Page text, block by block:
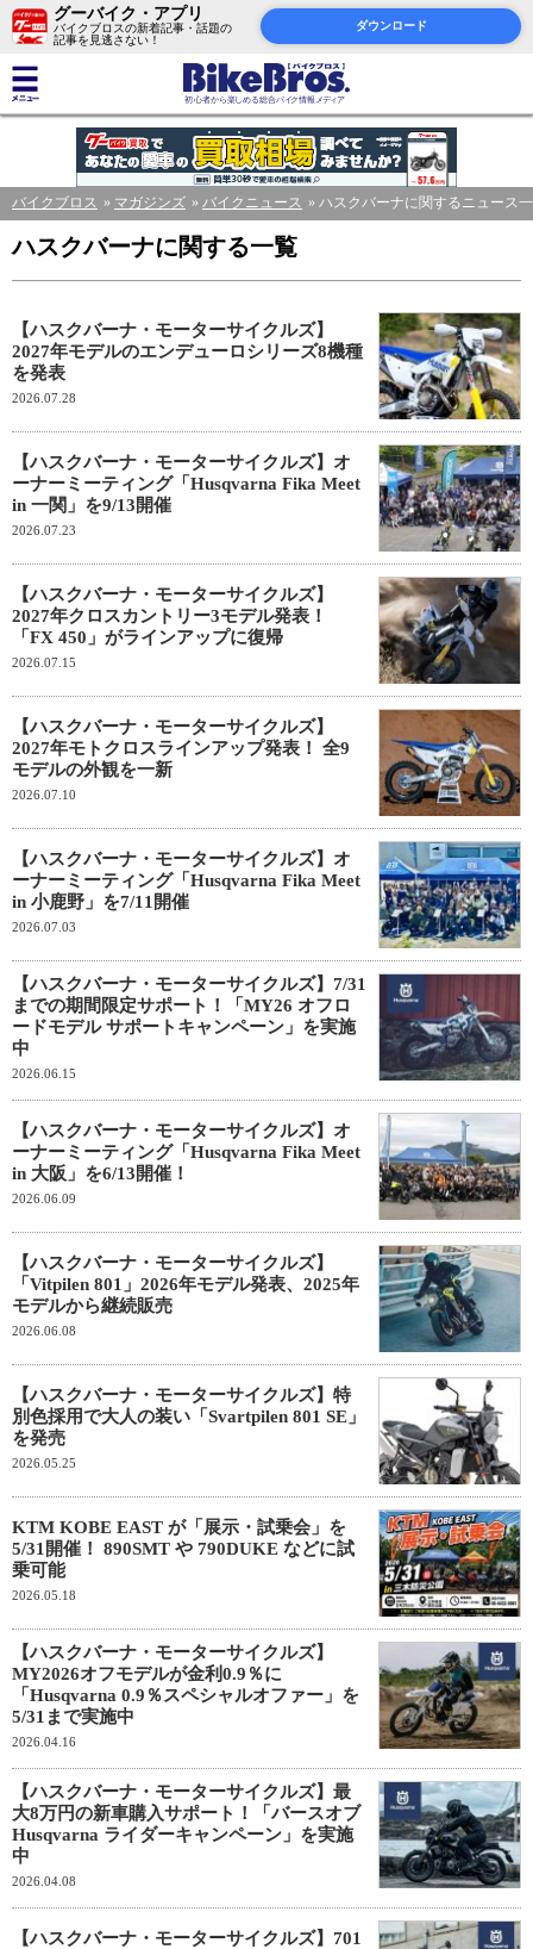
グーバイク・アプリ
バイクブロスの新着記事・話題の
記事を見逃さない！
ダウンロード
バイクブロス マガジンズ バイクニュース ハスクバーナに関するニュース
ハスクバーナに関する一覧
【ハスクバーナ・モーターサイクルズ】
2027年モデルのエンデューロシリーズ8機種
を発表
2026.07.28
【ハスクバーナ・モーターサイクルズ】オ
ーナーミーティング「Husqvarna Fika Meet
in 一関」を9/13開催
2026.07.23
【ハスクバーナ・モーターサイクルズ】
2027年クロスカントリー3モデル発表！
「FX 450」がラインアップに復帰
2026.07.15
【ハスクバーナ・モーターサイクルズ】
2027年モトクロスラインアップ発表！ 全9
モデルの外観を一新
2026.07.10
【ハスクバーナ・モーターサイクルズ】オ
ーナーミーティング「Husqvarna Fika Meet
in 小鹿野」を7/11開催
2026.07.03
【ハスクバーナ・モーターサイクルズ】7/31
までの期間限定サポート！「MY26 オフロ
ードモデル サポートキャンペーン」を実施
中
2026.06.15
【ハスクバーナ・モーターサイクルズ】オ
ーナーミーティング「Husqvarna Fika Meet
in 大阪」を6/13開催！
2026.06.09
【ハスクバーナ・モーターサイクルズ】
「Vitpilen 801」2026年モデル発表、2025年
モデルから継続販売
2026.06.08
【ハスクバーナ・モーターサイクルズ】特
別色採用で大人の装い「Svartpilen 801 SE」
を発売
2026.05.25
KTM KOBE EAST が「展示・試乗会」を
5/31開催！ 890SMT や 790DUKE などに試
乗可能
2026.05.18
【ハスクバーナ・モーターサイクルズ】
MY2026オフモデルが金利0.9％に
「Husqvarna 0.9％スペシャルオファー」を
5/31まで実施中
2026.04.16
【ハスクバーナ・モーターサイクルズ】最
大8万円の新車購入サポート！「バースオブ
Husqvarna ライダーキャンペーン」を実施
中
2026.04.08
【ハスクバーナ・モーターサイクルズ】701